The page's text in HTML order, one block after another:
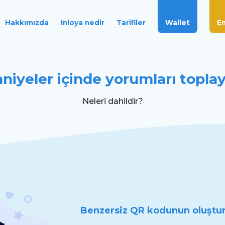
Hakkımızda Inloya nedir Tarifiler Wallet
içinde yorumları
Neleri dahildir?
Benzersiz QR kodunun